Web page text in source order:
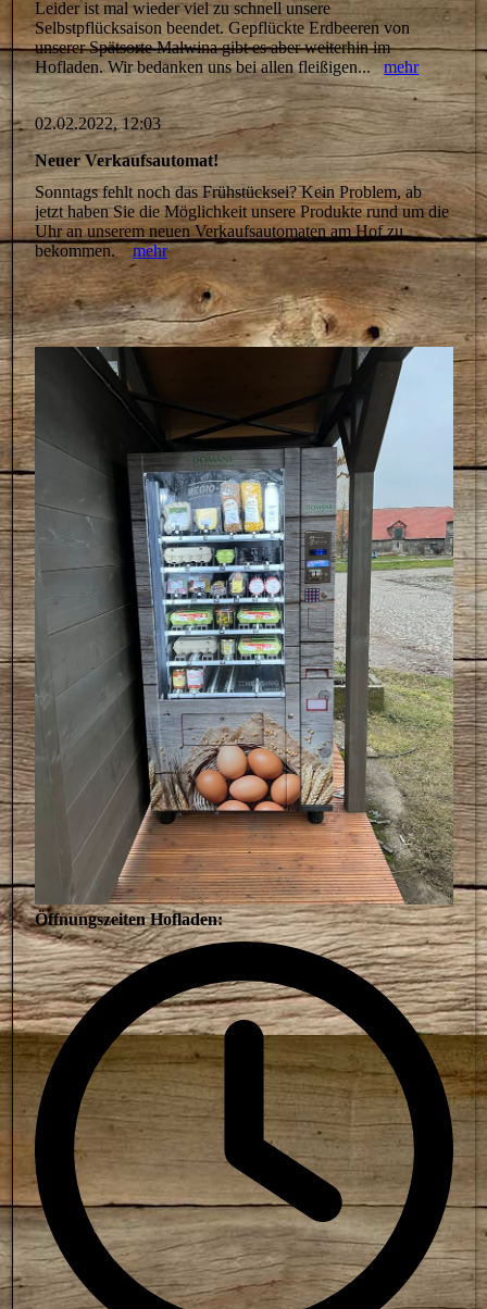
Leider ist mal wieder viel zu schnell unsere
Selbstpflücksaison beendet. Gepflückte Erdbeeren von
unserer Spätsorte Malwina gibt es aber weiterhin im
Hofladen. Wir bedanken uns bei allen fleißigen...mehr
02.02.2022, 12:03
Neuer Verkaufsautomat!
Sonntags fehlt noch das Frühstücksei? Kein Problem, ab
jetzt haben Sie die Möglichkeit unsere Produkte rund um die
Uhr an unserem neuen Verkaufsautomaten am Hof zu
bekommen.mehr
Öffnungszeiten Hofladen: